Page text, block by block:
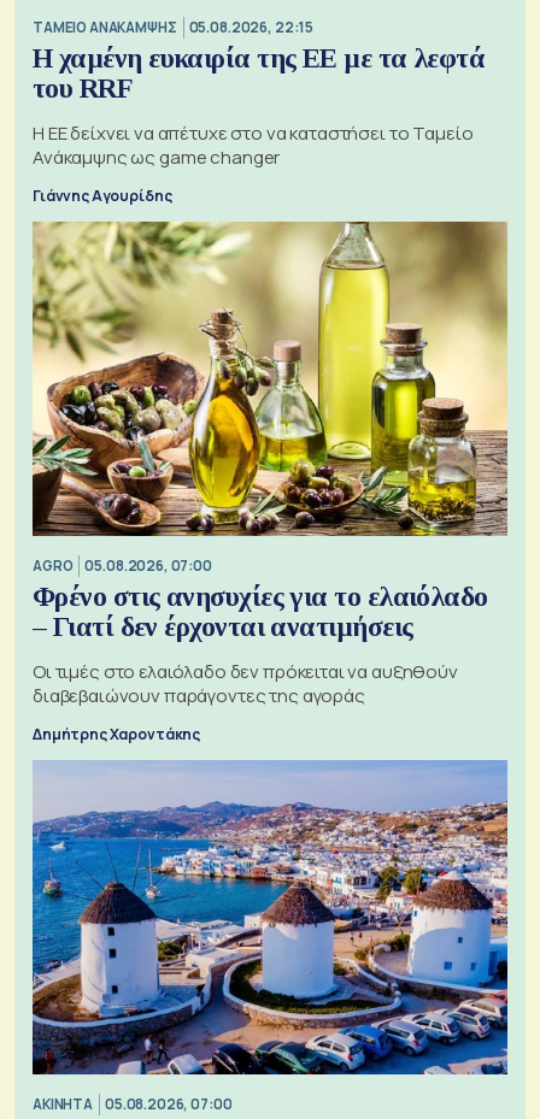
ΤΑΜΕΙΟ ΑΝΑΚΑΜΨΗΣ 05.08.2026, 22:15
Η χαμένη ευκαιρία της ΕΕ με τα λεφτά
του RRF
Η ΕΕ δείχνει να απέτυχε στο να καταστήσει το Ταμείο
Ανάκαμψης ως game changer
Γιάννης Αγουρίδης
AGRO 05.08.2026, 07:00
Φρένο στις ανησυχίες για το ελαιόλαδο
– Γιατί δεν έρχονται ανατιμήσεις
Οι τιμές στο ελαιόλαδο δεν πρόκειται να αυξηθούν
διαβεβαιώνουν παράγοντες της αγοράς
Δημήτρης Χαροντάκης
ΑΚΙΝΗΤΑ 05.08.2026, 07:00